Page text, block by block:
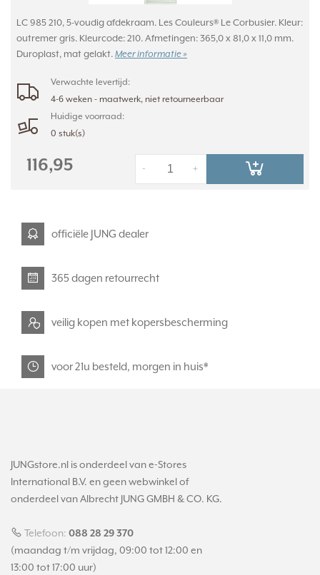
LC 985 210, 5-voudig afdekraam. Les Couleurs® Le Corbusier. Kleur:
outremer gris. Kleurcode: 210. Afmetingen: 365,0 x 81,0 x 11,0 mm.
Duroplast, mat gelakt. Meer informatie »
Verwachte levertijd:
4-6 weken - maatwerk, niet retourneerbaar
Huidige voorraad:
0 stuk(s)
116,95 +
-
officiële JUNG dealer
365 dagen retourrecht
veilig kopen met kopersbescherming
voor 21u besteld, morgen in huis*
JUNGstore.nl is onderdeel van e-Stores
International B.V. en geen webwinkel of
onderdeel van Albrecht JUNG GMBH & CO. KG.
Telefoon: 088 28 29 370
(maandag t/m vrijdag, 09:00 tot 12:00 en
13:00 tot 17:00 uur)